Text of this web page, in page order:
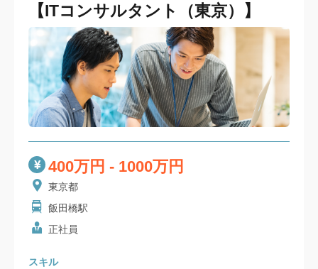
【ITコンサルタント（東京）】
400万円 - 1000万円
東京都
飯田橋駅
正社員
スキル